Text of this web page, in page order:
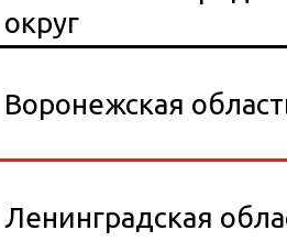
округ
Воронежская
Ленинградская